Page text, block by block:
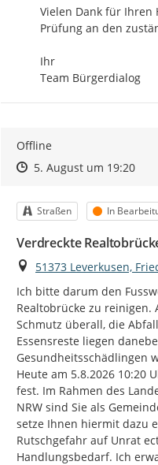
Vielen Dank für
Prüfung an den
Ihr
Team Bürgerdialog
Offline
Zeitpunkt des Erstellens
Zeitpunkt des Erstellens
5. August um 19:20Zur
Kategorie
Straßen Status
In
Verdreckte
Ort
51373 Leverkusen,
Ich bitte darum den
Realtobrücke zu reinigen.
Schmutz überall, die
Essensreste liegen
Gesundheitsschädlingen
Heute am 5.8.2026 10:20
fest. Im Rahmen des
NRW sind Sie als
setze Ihnen hiermit dazu
Rutschgefahr auf Unrat
Handlungsbedarf. Ich